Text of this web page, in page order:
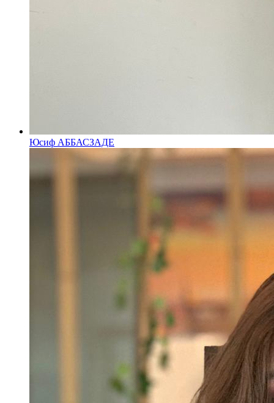
Юсиф АББАСЗАДЕ